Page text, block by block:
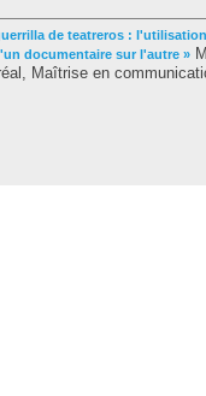
de teatreros :
documentaire sur l'autre »
Maîtrise en